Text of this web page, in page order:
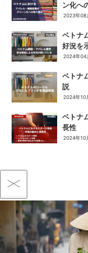
ン化へ
2023年08
ベトナ
好況を
2024年04
ベトナ
説
2024年10
ベトナ
長性
2024年10